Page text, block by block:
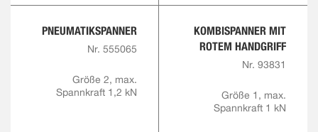
PNEUMATIKSPANNER
Nr. 555065
Größe 2, max.
Spannkraft 1,2 kN
KOMBISPANNER MIT
ROTEM HANDGRIFF
Nr. 93831
Größe 1, max.
Spannkraft 1 kN